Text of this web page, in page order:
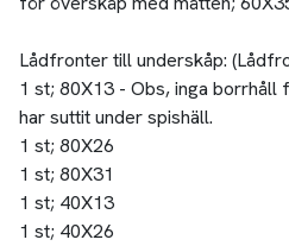
Lådfronter till underskåp:
1 st; 80X13 - Obs, inga borrhåll
har suttit under spishäll.
1 st; 80X26
1 st; 80X31
1 st; 40X13
1 st; 40X26